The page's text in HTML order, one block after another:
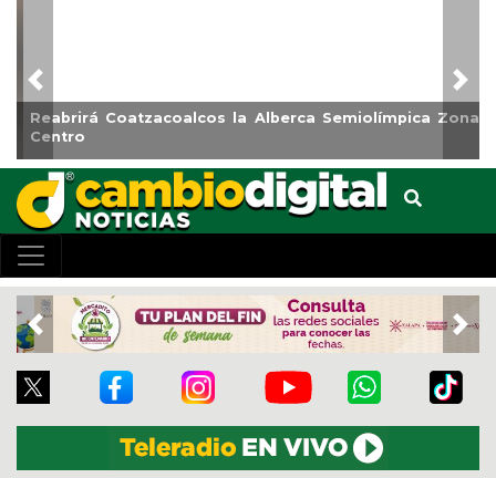
Reabrirá Coatzacoalcos la Alberca Semiolímpica Zona
Centro
Previous
Previous